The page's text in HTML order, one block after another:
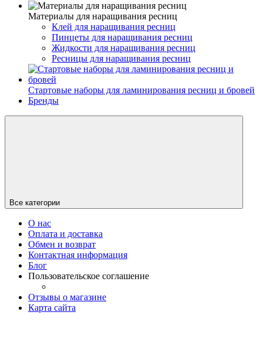
Материалы для наращивания ресниц
Клей для наращивания ресниц
Пинцеты для наращивания ресниц
Жидкости для наращивания ресниц
Ресницы для наращивания ресниц
Стартовые наборы для ламинирования ресниц и бровей
Бренды
Все категории
О нас
Оплата и доставка
Обмен и возврат
Контактная информация
Блог
Пользовательское соглашение
Отзывы о магазине
Карта сайта